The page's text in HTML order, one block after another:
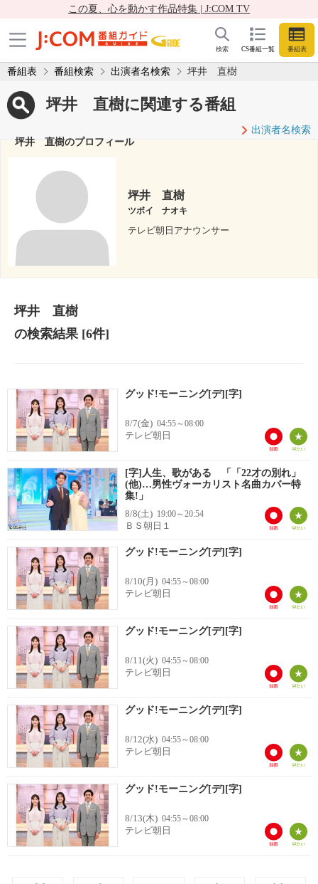
この夏、心を動かす作品特集 | J:COM TV
CS番組一覧 番組表
検索
番組表 番組検索 出演者名検索 坪井 直樹
坪井 直樹に関連する番組
出演者名検索
坪井 直樹のプロフィール
坪井 直樹
ツボイ ナオキ
テレビ朝日アナウンサー
坪井 直樹
の検索結果[6件]
グッド!モーニング[デ][字]
8/7(金) 04:55～08:00
テレビ朝日
[字]人生、歌がある 「「22才の別れ」
(他)…男性ヴォーカリスト名曲カバー特
集!」
8/8(土) 19:00～20:54
ＢＳ朝日１
グッド!モーニング[デ][字]
8/10(月) 04:55～08:00
テレビ朝日
グッド!モーニング[デ][字]
8/11(火) 04:55～08:00
テレビ朝日
グッド!モーニング[デ][字]
8/12(水) 04:55～08:00
テレビ朝日
グッド!モーニング[デ][字]
8/13(木) 04:55～08:00
テレビ朝日